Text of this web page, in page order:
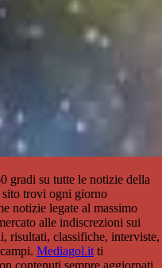
gradi su tutte le notizie della
trovi ogni giorno
notizie legate al massimo
alle indiscrezioni sui
risultati, classifiche, interviste,
Mediagol.itti